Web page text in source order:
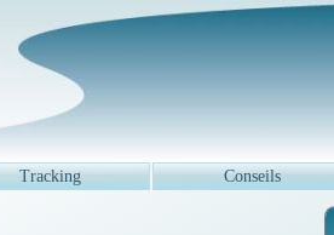
Tracking Conseils